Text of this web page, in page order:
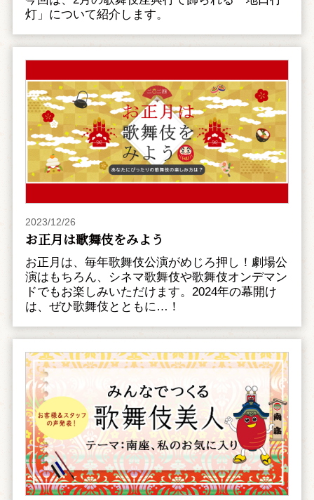
灯」について紹介します。
2023/12/26
お正月は歌舞伎をみよう
お正月は、毎年歌舞伎公演がめじろ押し！劇場公
演はもちろん、シネマ歌舞伎や歌舞伎オンデマン
ドでもお楽しみいただけます。2024年の幕開け
は、ぜひ歌舞伎とともに…！